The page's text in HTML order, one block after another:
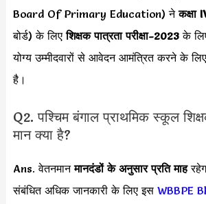
Board Of Primary Education) नेकक्षा
बोर्ड) के लिएशिक्षक पात्रता परीक्षा-2023के
योग्य उम्मीदवारों से आवेदन आमंत्रित करने के
है।
Q2. पश्चिम बंगाल प्राथमिक स्कूल
मान क्या है?
Ans. वेतनमानमानदंडों के अनुसारप्रति माह
संबंधित अधिक जानकारी के लिए इस WBBPE